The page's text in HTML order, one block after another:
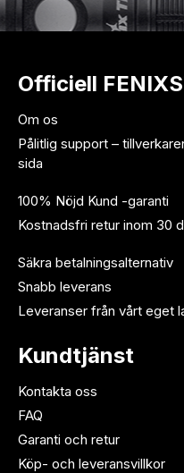
Officiell
Om os
Pålitlig support –
sida
100% Nöjd Kund -garanti
Kostnadsfri retur inom 30
Säkra betalningsalternativ
Snabb leverans
Leveranser från vårt eget
Kundtjänst
Kontakta oss
FAQ
Garanti och retur
Köp- och leveransvillkor